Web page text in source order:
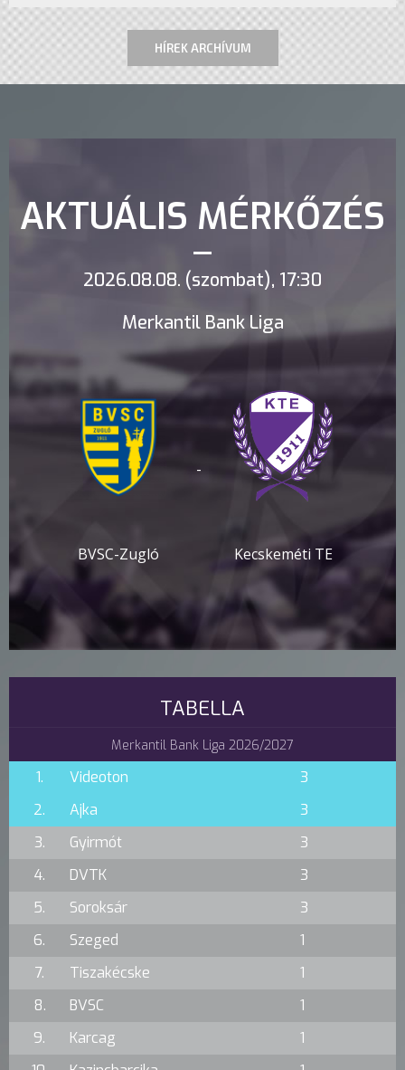
HÍREK ARCHÍVUM
AKTUÁLIS MÉRKŐZÉS
2026.08.08. (szombat), 17:30
Merkantil Bank Liga
BVSC-Zugló
-
Kecskeméti TE
TABELLA
Merkantil Bank Liga 2026/2027
1. Videoton
3
2.
Ajka
3
3.
Gyirmót
3
4.
DVTK
3
5.
Soroksár
3
6.
Szeged
1
7.
Tiszakécske
1
8.
BVSC
1
9.
Karcag
1